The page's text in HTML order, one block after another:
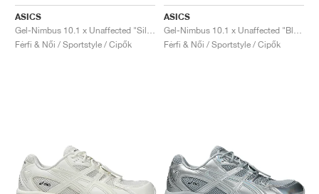
ASICS
Férfi & Női / Sportstyle / Cipők
ASICS
Férfi & Női / Sportstyle / Cipők